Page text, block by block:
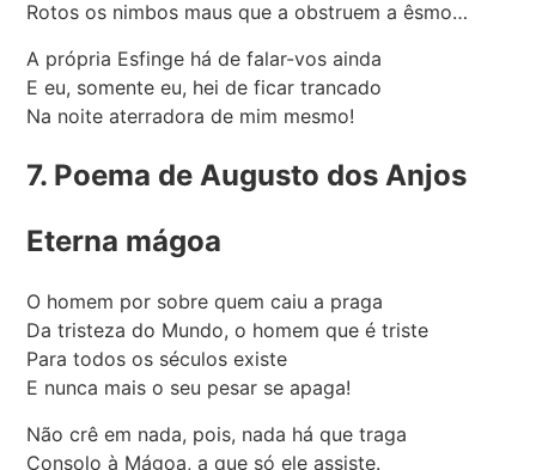
Rotos os nimbos maus que a obstruem a êsmo…
A própria Esfinge há de falar-vos ainda
E eu, somente eu, hei de ficar trancado
Na noite aterradora de mim mesmo!
7. Poema de Augusto dos Anjos
Eterna mágoa
O homem por sobre quem caiu a praga
Da tristeza do Mundo, o homem que é triste
Para todos os séculos existe
E nunca mais o seu pesar se apaga!
Não crê em nada, pois, nada há que traga
Consolo à Mágoa, a que só ele assiste.